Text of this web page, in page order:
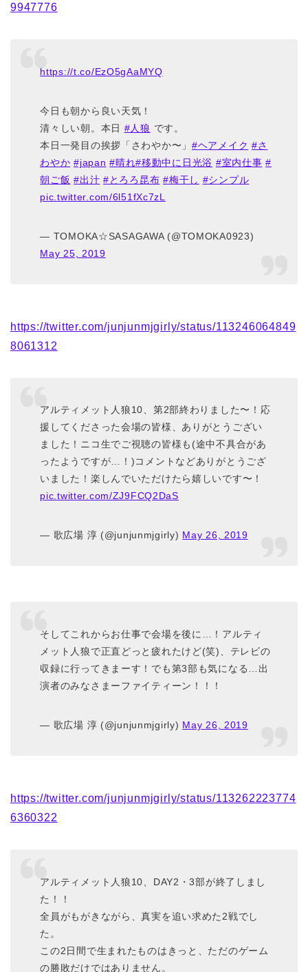
9947776
https://t.co/EzO5gAaMYQ
今日も朝から良い天気！
清々しい朝。本日 #人狼 です。
本日一発目の挨拶「さわやか〜」 #ヘアメイク #さ
わやか #japan #晴れ#移動中に日光浴 #室内仕事 #
朝ご飯 #出汁 #とろろ昆布 #梅干し #シンプル
pic.twitter.com/6l51fXc7zL
— TOMOKA☆SASAGAWA (@TOMOKA0923)
May 25, 2019
https://twitter.com/junjunmjgirly/status/113246064849
8061312
アルティメット人狼10、第2部終わりました〜！応
援してくださった会場の皆様、ありがとうござい
ました！ニコ生でご視聴の皆様も(途中不具合があ
ったようですが…！)コメントなどありがとうござ
いました！楽しんでいただけたら嬉しいです〜！
pic.twitter.com/ZJ9FCQ2DaS
— 歌広場 淳 (@junjunmjgirly) May 26, 2019
そしてこれからお仕事で会場を後に…！アルティ
メット人狼で正直どっと疲れたけど(笑)、テレビの
収録に行ってきまーす！でも第3部も気になる…出
演者のみなさまーファイティーン！！！
— 歌広場 淳 (@junjunmjgirly) May 26, 2019
https://twitter.com/junjunmjgirly/status/113262223774
6360322
アルティメット人狼10、DAY2・3部が終了しまし
た！！
全員がもがきながら、真実を追い求めた2戦でし
た。
この2日間で生まれたものはきっと、ただのゲーム
の勝敗だけではありません。